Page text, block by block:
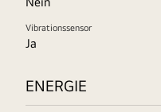
Vibrationssensor
Ja
ENERGIE